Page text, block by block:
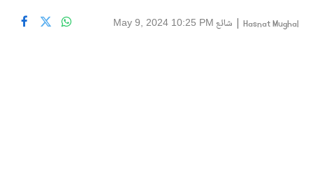
Hasnat Mughal
| شائع May 9, 2024 10:25 PM